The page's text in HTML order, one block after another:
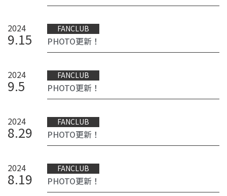
2024
9.15
FANCLUB
PHOTO更新！
2024
9.5
FANCLUB
PHOTO更新！
2024
8.29
FANCLUB
PHOTO更新！
2024
8.19
FANCLUB
PHOTO更新！